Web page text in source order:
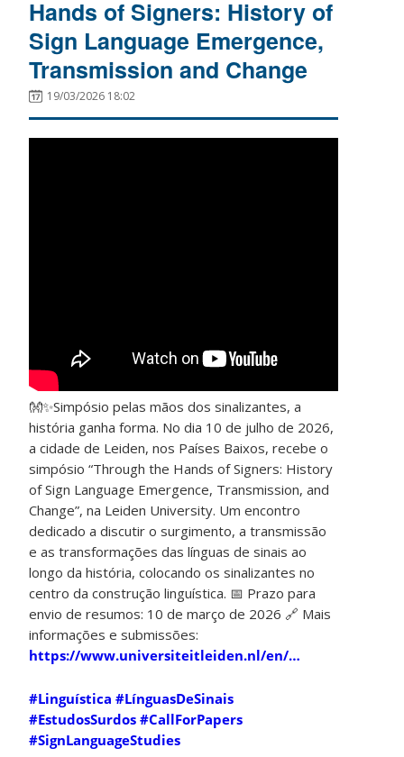
Hands of Signers: History of
Sign Language Emergence,
Transmission and Change
19/03/2026 18:02
👐✨Simpósio pelas mãos dos sinalizantes, a
história ganha forma. No dia 10 de julho de 2026,
a cidade de Leiden, nos Países Baixos, recebe o
simpósio “Through the Hands of Signers: History
of Sign Language Emergence, Transmission, and
Change”, na Leiden University. Um encontro
dedicado a discutir o surgimento, a transmissão
e as transformações das línguas de sinais ao
longo da história, colocando os sinalizantes no
centro da construção linguística. 📅 Prazo para
envio de resumos: 10 de março de 2026 🔗 Mais
informações e submissões:
https://www.universiteitleiden.nl/en/…
#Linguística #LínguasDeSinais
#EstudosSurdos #CallForPapers
#SignLanguageStudies